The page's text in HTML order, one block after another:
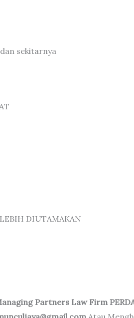
sekitarnya
DIUTAMAKAN
Partners Law Firm